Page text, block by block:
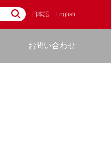
日本語 English
お問い合わせ